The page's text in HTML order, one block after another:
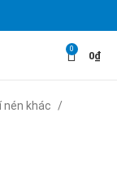
0
0₫
nén khác